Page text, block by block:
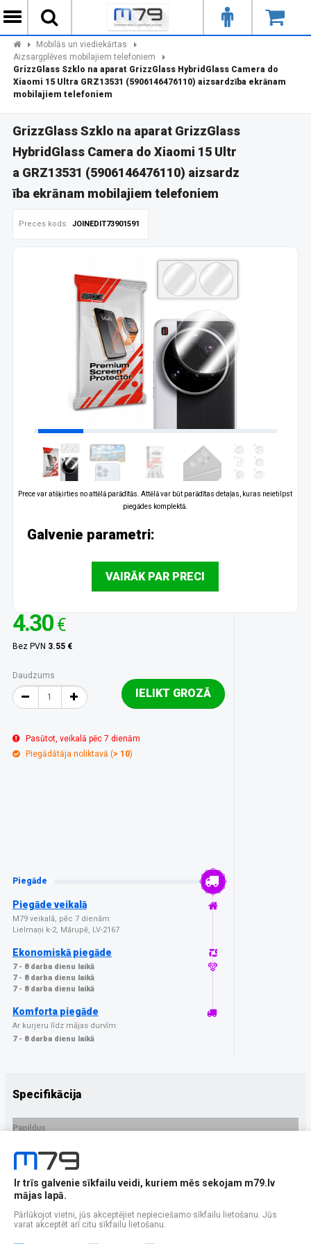
Mobilās un viediekārtas
Aizsargplēves mobilajiem telefoniem
GrizzGlass Szklo na aparat GrizzGlass HybridGlass Camera do
Xiaomi 15 Ultra GRZ13531 (5906146476110) aizsardzība ekrānam
mobilajiem telefoniem
GrizzGlass Szklo na aparat GrizzGlass
HybridGlass Camera do Xiaomi 15 Ultr
a GRZ13531 (5906146476110) aizsardz
ība ekrānam mobilajiem telefoniem
Preces kods: JOINEDIT73901591
Prece var atšķirties no attēlā parādītās. Attēlā var būt parādītas detaļas, kuras neietilpst
piegādes komplektā.
Galvenie parametri:
VAIRĀK PAR PRECI
4.30 €
Bez PVN 3.55 €
Daudzums
IELIKT GROZĀ
Pasūtot, veikalā pēc 7 dienām
Piegādātāja noliktavā (> 10)
Piegāde
Piegāde veikalā
M79 veikalā, pēc 7 dienām
Lielmaņi k-2, Mārupē, LV-2167
Ekonomiskā piegāde
7 - 8 darba dienu laikā
7 - 8 darba dienu laikā
7 - 8 darba dienu laikā
Komforta piegāde
Ar kurjeru līdz mājas durvīm:
7 - 8 darba dienu laikā
Specifikācija
Papildus
Ražotājs
PRECES APRAKSTS
EAN - 5906146476110
Ir trīs galvenie sīkfailu veidi, kuriem mēs sekojam m79.lv
mājas lapā.
Pārlūkojot vietni, jūs akceptējiet nepieciešamo sīkfailu lietošanu. Jūs
varat akceptēt arī citu sīkfailu lietošanu.